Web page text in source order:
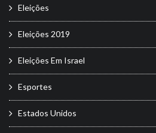
Eleições
Eleições 2019
Eleições Em Israel
Esportes
Estados Unidos